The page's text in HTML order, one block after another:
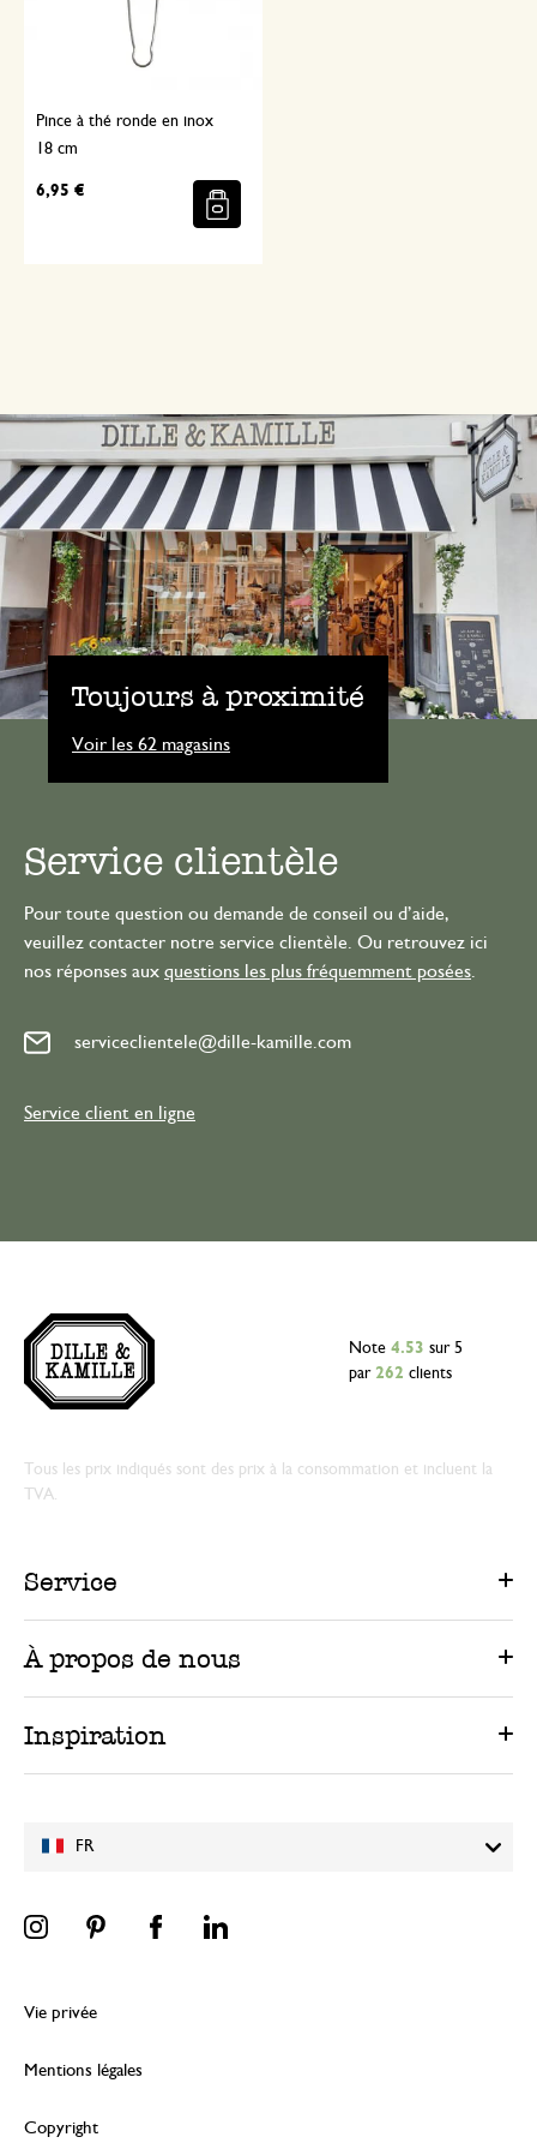
Pince à thé ronde en inox
18 cm
6,95 €
Toujours à proximité
Voir les 62 magasins
Service clientèle
Pour toute question ou demande de conseil ou d’aide,
veuillez contacter notre service clientèle. Ou retrouvez ici
nos réponses aux questions les plus fréquemment posées
serviceclientele@dille-kamille.com
Service client en ligne
FR
Note 4.53 sur 5
par 262 clients
Tous les prix indiqués sont des prix à la consommation et incluent la
TVA.
Service
À propos de nous
Inspiration
Vie privée
Mentions légales
Copyright